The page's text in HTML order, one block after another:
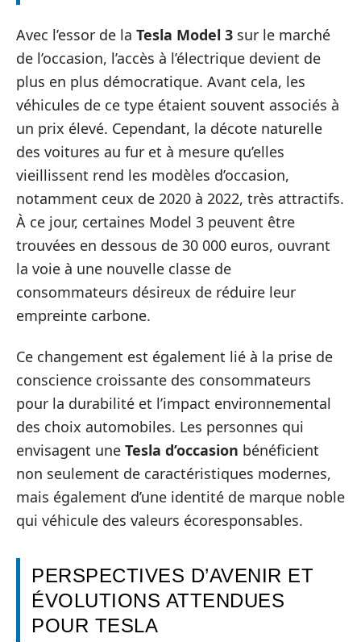
Avec l’essor de la Tesla Model 3 sur le marché
de l’occasion, l’accès à l’électrique devient de
plus en plus démocratique. Avant cela, les
véhicules de ce type étaient souvent associés à
un prix élevé. Cependant, la décote naturelle
des voitures au fur et à mesure qu’elles
vieillissent rend les modèles d’occasion,
notamment ceux de 2020 à 2022, très attractifs.
À ce jour, certaines Model 3 peuvent être
trouvées en dessous de 30 000 euros, ouvrant
la voie à une nouvelle classe de
consommateurs désireux de réduire leur
empreinte carbone.
Ce changement est également lié à la prise de
conscience croissante des consommateurs
pour la durabilité et l’impact environnemental
des choix automobiles. Les personnes qui
envisagent une Tesla d’occasion bénéficient
non seulement de caractéristiques modernes,
mais également d’une identité de marque noble
qui véhicule des valeurs écoresponsables.
PERSPECTIVES D’AVENIR ET
ÉVOLUTIONS ATTENDUES
POUR TESLA